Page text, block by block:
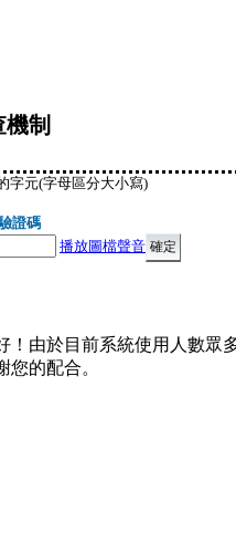
制
字元(字母區分大小寫)
證碼
播放圖檔聲音
！由於目前系統使用人數眾
您的配合。